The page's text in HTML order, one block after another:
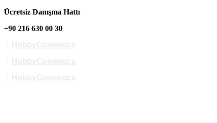
Ücretsiz Danışma Hattı
+90 216 630 00 30